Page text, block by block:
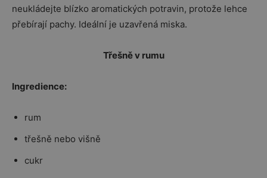
neukládejte blízko aromatických potravin, protože lehce
přebírají pachy. Ideální je uzavřená miska.
Třešně v rumu
Ingredience:
rum
třešně nebo višně
cukr